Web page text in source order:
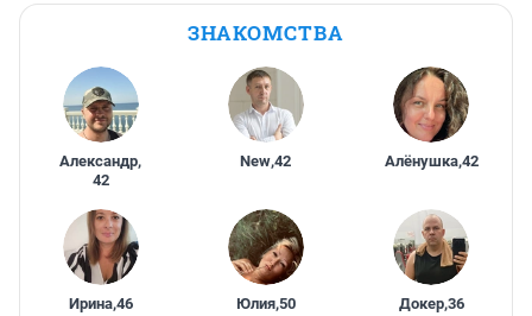
ЗНАКОМСТВА
Александр,
42
New,42 Алёнушка,42
Ирина,46 Юлия,50 Докер,36